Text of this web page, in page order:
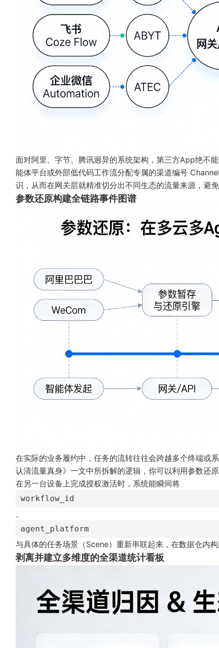
面对阿里、字节、腾讯迥异的系统架构，第三方App绝不
能体平台或外部低代码工作流分配专属的渠道编号
识，从而在网关层就精准切分出不同生态的流量来源，避
参数还原构建全链路事件图谱
在实际的业务履约中，任务的流转往往会跨越多个终端或
认清流量真身》 一文中所拆解的逻辑，你可以利用参数还
在另一台设备上完成授权激活时，系统能瞬间将
workflow_id
、
agent_platform
与具体的任务场景（Scene）重新串联起来，在数据仓内
剥离并建立多维度的全渠道统计看板